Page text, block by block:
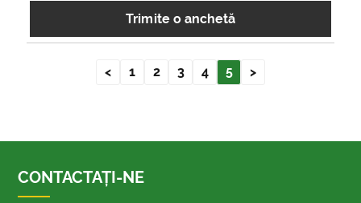
Trimite o anchetă
< 1 2 3 4 5 >
CONTACTAŢI-NE